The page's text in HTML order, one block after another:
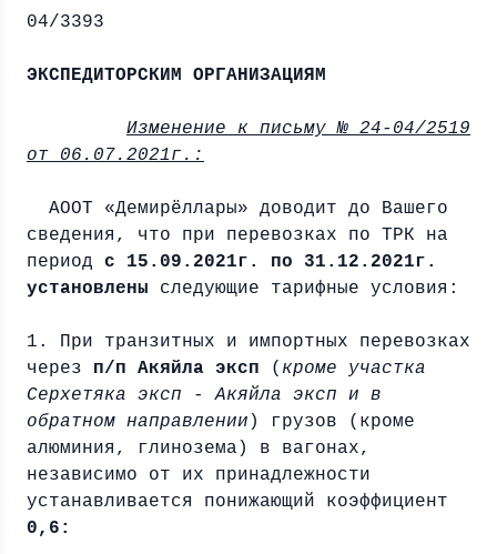
04/
ЭКСПЕДИТОРСКИМ ОРГАНИЗАЦИЯМ
Изменение к письму № 24-04/2519
от 06.07.2021г.:
АООТ «Демирёллары» доводит до Вашего
сведения, что при перевозках по ТРК на
период с 15.09.2021г. по 31.12.2021г.
установлены следующие тарифные условия:
1. При транзитных и импортных перевозках
через п/п Акяйла эксп ( кроме участка
Серхетяка эксп - Акяйла эксп и в
обратном направлении ) грузов (кроме
алюминия, глинозема) в вагонах,
независимо от их принадлежности
устанавливается понижающий коэффициент
0,6: